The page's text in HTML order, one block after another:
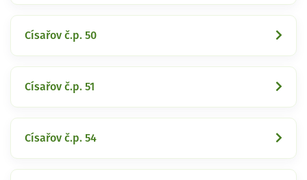
Císařov č.p. 50
Císařov č.p. 51
Císařov č.p. 54